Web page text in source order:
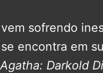
sofrendo
encontra em
Agatha: Darkold